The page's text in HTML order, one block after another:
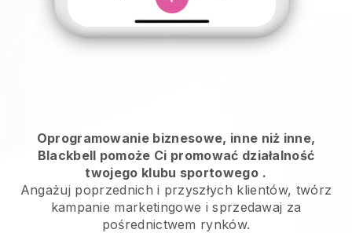
Oprogramowanie biznesowe, inne niż inne,
Blackbell pomoże Ci promować działalność
twojego klubu sportowego .
Angażuj poprzednich i przyszłych klientów, twórz
kampanie marketingowe i sprzedawaj za
pośrednictwem rynków.